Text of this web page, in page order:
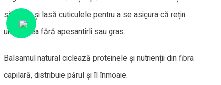
sănătos și lasă cuticulele pentru a se asigura că rețin
umiditatea fără apesantirli sau gras.
Balsamul natural ciclează proteinele și nutrienții din fibra
capilară, distribuie părul și îl înmoaie.